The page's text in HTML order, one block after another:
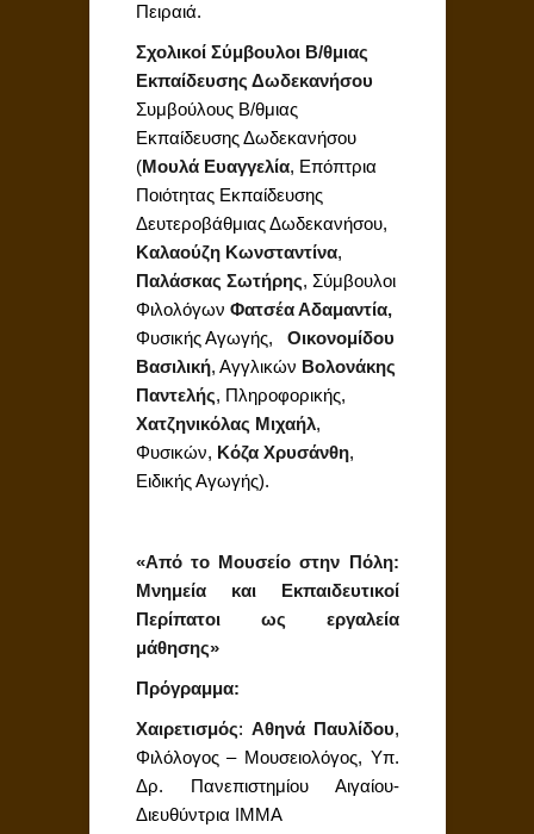
Πειραιά.
Σχολικοί Σύμβουλοι Β/θμιας
Εκπαίδευσης Δωδεκανήσου
Συμβούλους Β/θμιας
Εκπαίδευσης Δωδεκανήσου
(Μουλά Ευαγγελία, Επόπτρια
Ποιότητας Εκπαίδευσης
Δευτεροβάθμιας Δωδεκανήσου,
Καλαούζη Κωνσταντίνα,
Παλάσκας Σωτήρης, Σύμβουλοι
Φιλολόγων Φατσέα Αδαμαντία,
Φυσικής Αγωγής, Οικονομίδου
Βασιλική, Αγγλικών Βολονάκης
Παντελής, Πληροφορικής,
Χατζηνικόλας Μιχαήλ,
Φυσικών, Κόζα Χρυσάνθη,
Ειδικής Αγωγής).
«Από το Μουσείο στην Πόλη:
Μνημεία και Εκπαιδευτικοί
Περίπατοι ως εργαλεία
μάθησης»
Πρόγραμμα:
Χαιρετισμός: Αθηνά Παυλίδου,
Φιλόλογος – Μουσειολόγος, Υπ.
Δρ. Πανεπιστημίου Αιγαίου-
Διευθύντρια ΙΜΜΑ